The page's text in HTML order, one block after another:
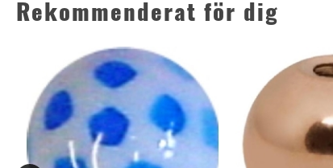
Rekommenderat för dig